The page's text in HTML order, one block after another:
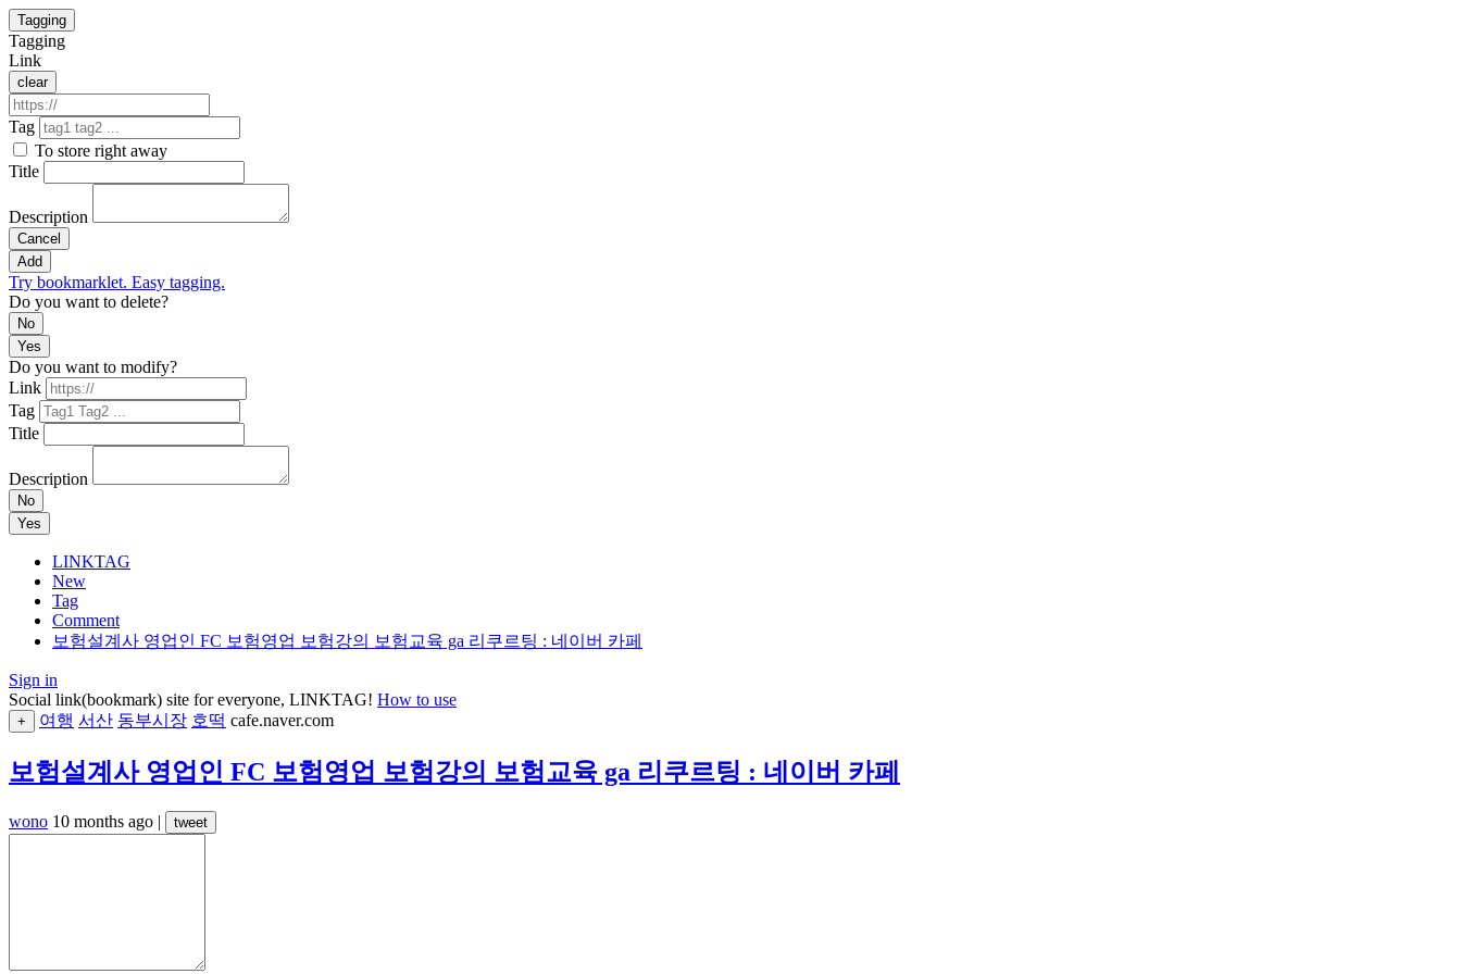
Tagging
Tagging
Link
clear
Tag
To store right away
Title
Description
Cancel
Add
Try bookmarklet. Easy tagging.
Do you want to delete?
No
Yes
Do you want to modify?
Link
Tag
Title
Description
No
Yes
LINKTAG
New
Tag
Comment
보험설계사 영업인 FC 보험영업 보험강의 보험교육 ga 리쿠르팅 : 네이버 카페
Sign in
Social link(bookmark) site for everyone, LINKTAG! How to use
+ 여행 서산 동부시장 호떡 cafe.naver.com
보험설계사 영업인 FC 보험영업 보험강의 보험교육 ga 리쿠르팅 : 네이버 카페
wono 10 months ago | tweet